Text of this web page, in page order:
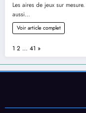
Les aires de jeux sur
aussi…
Voir article complet
Page:
1 2 … 41 Next
»